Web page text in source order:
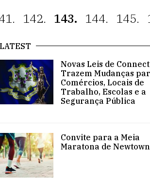
142. 143. 144. 145.
LATEST
Novas Leis de
Trazem Mudanças
Comércios, Locais de
Trabalho, Escolas e a
Segurança Pública
Convite para a Meia
Maratona de Newtown